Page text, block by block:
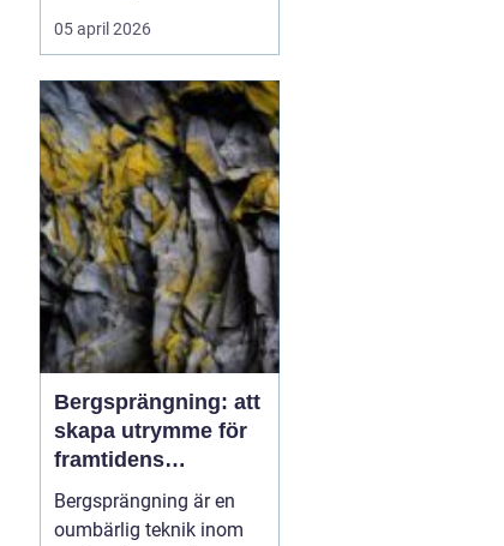
företagare i Skaraborg
fungerar det som ett
verksamheten mår, vilka
satsningar som lönat sig
och var riskerna finns...
05 april 2026
Bergsprängning: att
skapa utrymme för
framtidens
infrastruktur
Bergsprängning är en
oumbärlig teknik inom